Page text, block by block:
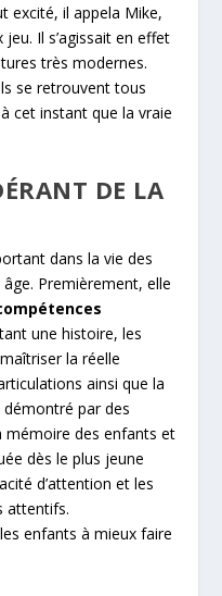
excité, il appela Mike,
Il s’agissait en effet
très modernes.
se retrouvent tous
cet instant que la vraie
DE LA
dans la vie des
Premièrement, elle
une histoire, les
la réelle
ainsi que la
par des
mémoire des enfants et
dès le plus jeune
d’attention et les
attentifs.
enfants à mieux faire